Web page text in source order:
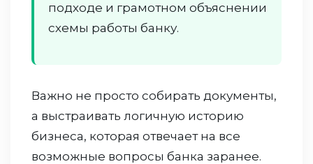
подходе и грамотном объяснении
схемы работы банку.
Важно не просто собирать документы,
а выстраивать логичную историю
бизнеса, которая отвечает на все
возможные вопросы банка заранее.